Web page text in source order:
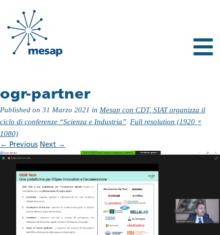
ogr-partner
Published on 31 Marzo 2021 in Mesap con CDT, SIAT organizza il
ciclo di conferenze “Scienza e Industria” Full resolution (1920 ×
1080)
← Previous Next →